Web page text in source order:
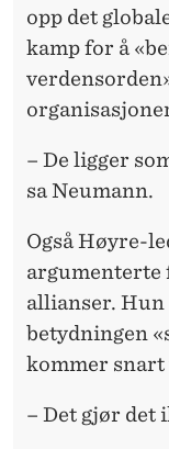
opp det
kamp for å
– De ligger
sa Neumann.
Også Høyre-
argumenterte
allianser.
betydningen
kommer
– Det gjør det